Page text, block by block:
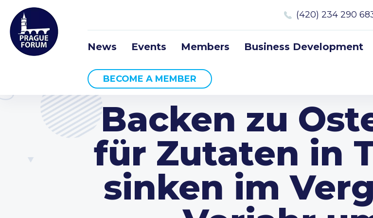
(420) 234 290
News Events Members Business Development
BECOME A MEMBER
Backen zu
für Zutaten in
sinken im